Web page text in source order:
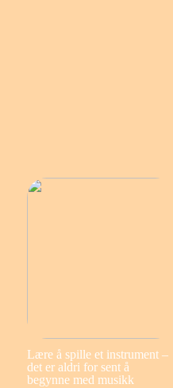
Lære å spille et instrument –
det er aldri for sent å
begynne med musikk